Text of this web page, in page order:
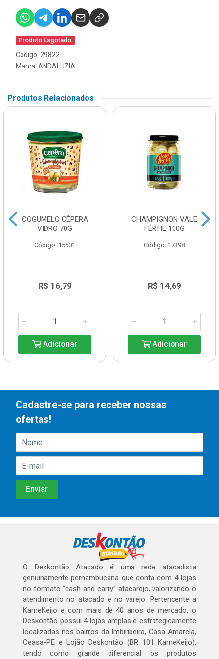
Produto Esgotado
Código: 29822
Marca: ANDALUZIA
Produtos Relacionados
COGUMELO CÊPERA
VIDRO 70G
Código: 15601
R$ 16,79
Adicionar
CHAMPIGNON VALE
FÉRTIL 100G
Código: 17398
R$ 14,69
Adicionar
Cadastre-se para receber nossas
ofertas!
O Deskontão Atacado é uma rede atacadista
genuinamente pernambucana que conta com 4 lojas
no formato “cash and carry” atacarejo, valorizando o
atendimento no atacado e no varejo. Pertencente a
KarneKeijo e com mais de 40 anos de mercado, o
Deskontão possui 4 lojas amplas e estrategicamente
localizadas nos bairros da Imbiribeira, Casa Amarela,
Ceasa-PE e Lojão Deskontão (BR 101 KarneKeijo),
tendo como grande diferencial os produtos